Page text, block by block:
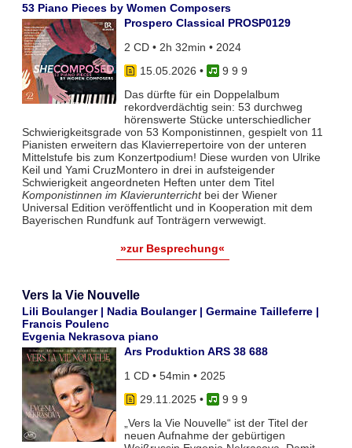
53 Piano Pieces by Women Composers
Prospero Classical PROSP0129
2 CD • 2h 32min • 2024
15.05.2026 •
9 9 9
Das dürfte für ein Doppelalbum
rekordverdächtig sein: 53 durchweg
hörenswerte Stücke unterschiedlicher
Schwierigkeitsgrade von 53 Komponistinnen, gespielt von 11
Pianisten erweitern das Klavierrepertoire von der unteren
Mittelstufe bis zum Konzertpodium! Diese wurden von Ulrike
Keil und Yami CruzMontero in drei in aufsteigender
Schwierigkeit angeordneten Heften unter dem Titel
Komponistinnen im Klavierunterrichtbei der Wiener
Universal Edition veröffentlicht und in Kooperation mit dem
Bayerischen Rundfunk auf Tonträgern verwewigt.
»zur Besprechung«
Vers la Vie Nouvelle
Lili Boulanger | Nadia Boulanger | Germaine Tailleferre |
Francis Poulenc
Evgenia Nekrasova piano
Ars Produktion ARS 38 688
1 CD • 54min • 2025
29.11.2025•
9 9 9
„Vers la Vie Nouvelle“ ist der Titel der
neuen Aufnahme der gebürtigen